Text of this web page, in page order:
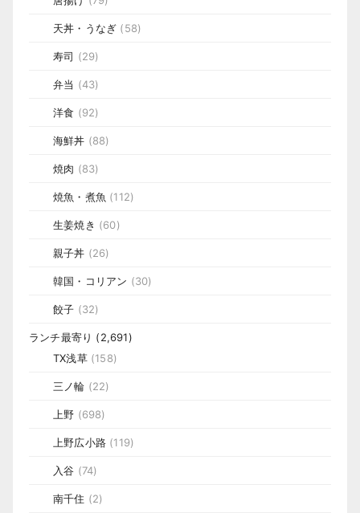
天丼・うなぎ (58)
寿司 (29)
弁当 (43)
洋食 (92)
海鮮丼 (88)
焼肉 (83)
焼魚・煮魚 (112)
生姜焼き (60)
親子丼 (26)
韓国・コリアン (30)
餃子 (32)
ランチ最寄り (2,691)
TX浅草(158)
三ノ輪 (22)
上野 (698)
上野広小路 (119)
入谷 (74)
南千住 (2)